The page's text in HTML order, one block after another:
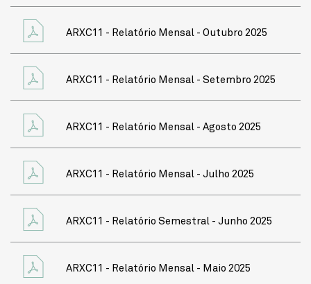
ARXC11 - Relatório Mensal - Outubro 2025
ARXC11 - Relatório Mensal - Setembro 2025
ARXC11 - Relatório Mensal - Agosto 2025
ARXC11 - Relatório Mensal - Julho 2025
ARXC11 - Relatório Semestral - Junho 2025
ARXC11 - Relatório Mensal - Maio 2025